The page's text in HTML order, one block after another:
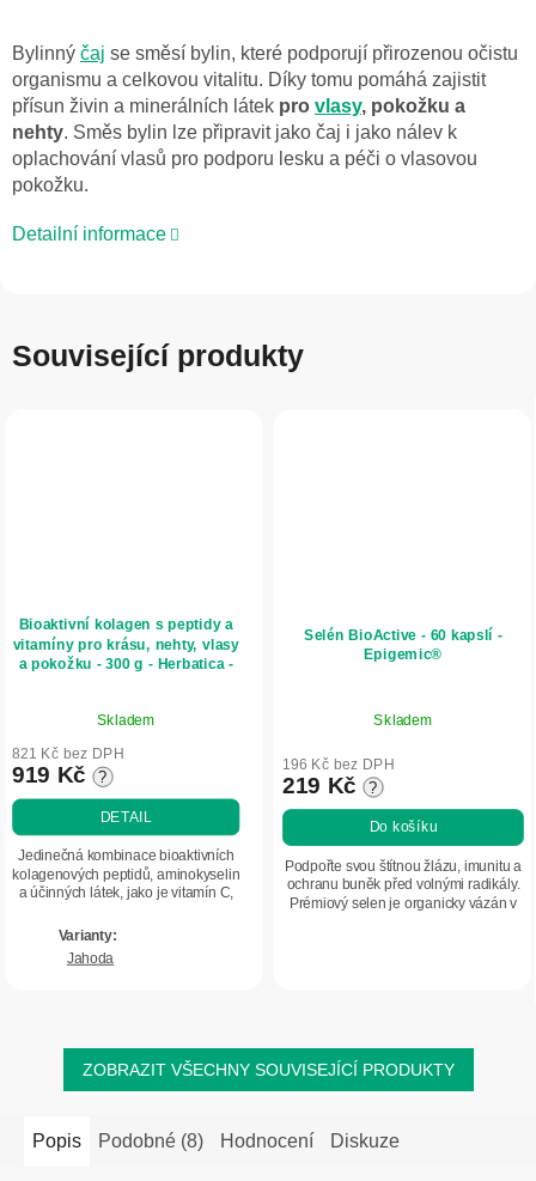
Bylinný čaj se směsí bylin, které podporují přirozenou očistu
organismu a celkovou vitalitu. Díky tomu pomáhá zajistit
přísun živin a minerálních látek pro vlasy, pokožku a
nehty. Směs bylin lze připravit jako čaj i jako nálev k
oplachování vlasů pro podporu lesku a péči o vlasovou
pokožku.
Detailní informace
Související produkty
Bioaktivní kolagen s peptidy a
vitamíny pro krásu, nehty, vlasy
a pokožku - 300 g - Herbatica -
hodnocení
produktu
je
5,0
z
5
hvězdiček.
Skladem
821 Kč bez DPH
919 Kč ?
DETAIL
Jedinečná kombinace bioaktivních
kolagenových peptidů, aminokyselin
a účinných látek, jako je vitamín C,
pomáhá pečovat o kvalitu vlasů,
nehtů a...
Jahoda
Selén BioActive - 60 kapslí -
Epigemic®
Skladem
196 Kč bez DPH
219 Kč ?
Do košíku
Podpořte svou štítnou žlázu, imunitu a
ochranu buněk před volnými radikály.
Prémiový selen je organicky vázán v
ZOBRAZIT VŠECHNY SOUVISEJÍCÍ PRODUKTY
Popis Podobné (8) Hodnocení Diskuze